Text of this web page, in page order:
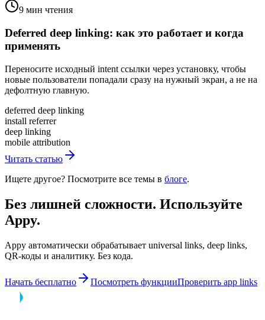
9 мин чтения
Deferred deep linking: как это работает и когда
применять
Переносите исходный intent ссылки через установку, чтобы
новые пользователи попадали сразу на нужный экран, а не на
дефолтную главную.
deferred deep linking
install referrer
deep linking
mobile attribution
Читать статью
Ищете другое? Посмотрите все темы в блоге.
Без лишней сложности. Используйте
Appy.
Appy автоматически обрабатывает universal links, deep links,
QR-коды и аналитику. Без кода.
Начать бесплатно Посмотреть функцииПроверить app links